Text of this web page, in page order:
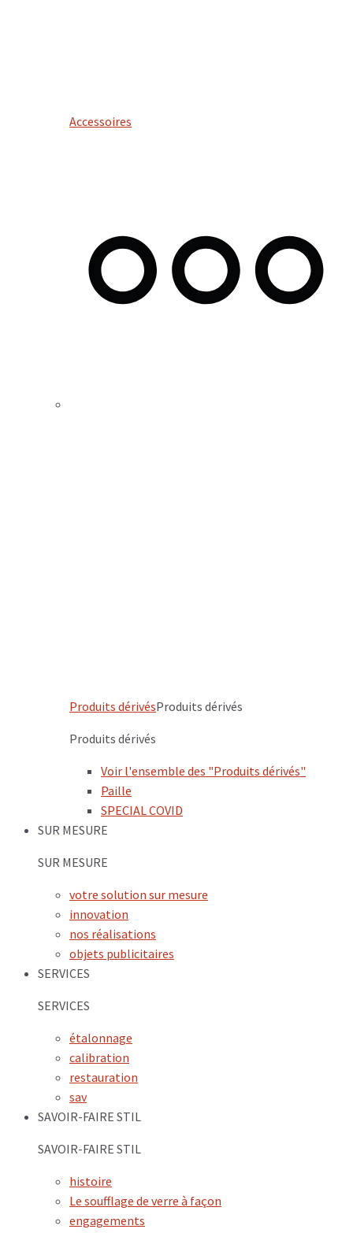
Accessoires
Produits dérivésProduits dérivés
Produits dérivés
Voir l'ensemble des "Produits dérivés"
Paille
SPECIAL COVID
SUR MESURE
SUR MESURE
votre solution sur mesure
innovation
nos réalisations
objets publicitaires
SERVICES
SERVICES
étalonnage
calibration
restauration
sav
SAVOIR-FAIRE STIL
SAVOIR-FAIRE STIL
histoire
Le soufflage de verre à façon
engagements